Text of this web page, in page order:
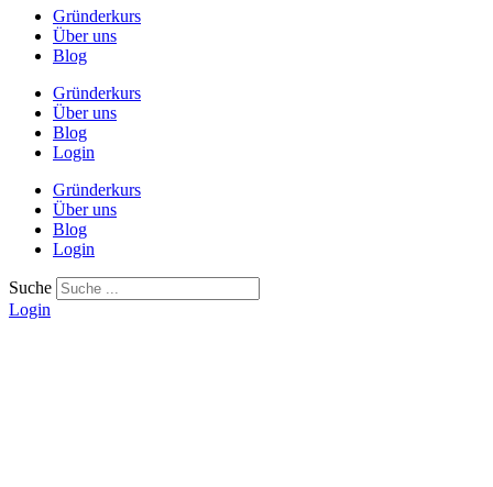
Gründerkurs
Über uns
Blog
Gründerkurs
Über uns
Blog
Login
Gründerkurs
Über uns
Blog
Login
Suche
Login